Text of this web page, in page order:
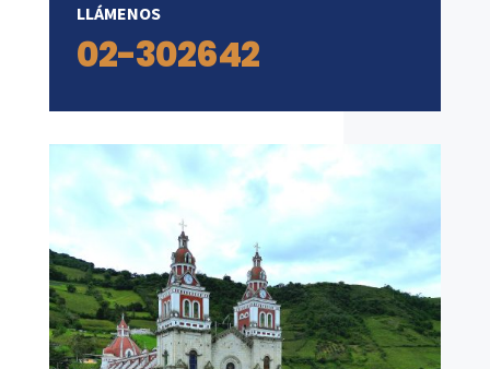
LLÁMENOS
02-302642